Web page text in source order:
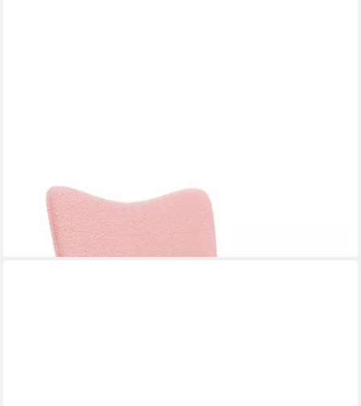
VIDAXL
Sessel Schaukelstuhl Rosa Sherpa-Stoff
ab 131,06 €
in 5-6 Werktagen bei dir